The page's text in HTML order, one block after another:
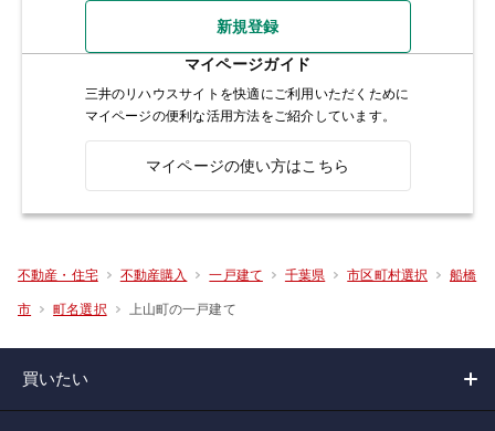
新規登録
マイページガイド
三井のリハウスサイトを快適にご利用いただくために
マイページの便利な活用方法をご紹介しています。
マイページの使い方はこちら
不動産・住宅 不動産購入 一戸建て 千葉県 市区町村選択 船橋
市 町名選択 上山町の一戸建て
買いたい